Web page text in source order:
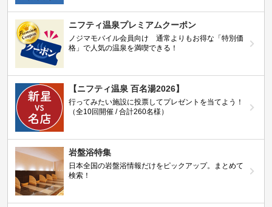
ニフティ温泉プレミアムクーポン
ノジマモバイル会員向け 通常よりもお得な「特別価
格」で人気の温泉を満喫できる！
【ニフティ温泉 百名湯2026】
行ってみたい施設に投票してプレゼントを当てよう！
（全10回開催 / 合計260名様）
岩盤浴特集
日本全国の岩盤浴情報だけをピックアップ。まとめて
検索！